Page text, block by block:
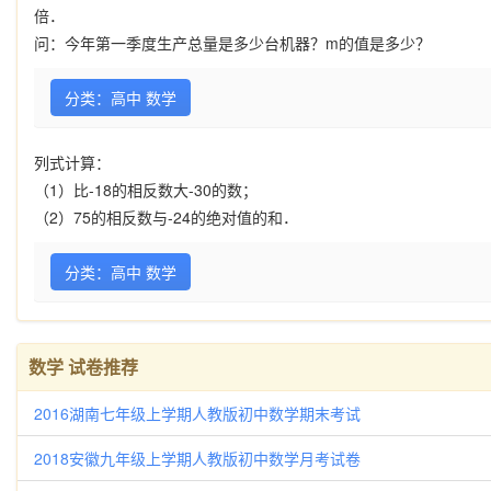
倍．
问：今年第一季度生产总量是多少台机器？ m的值是多少？
分类：高中 数学
列式计算：
（1 ）比-18的相反数大-30的数；
（2） 75的相反数与-24的绝对值的和．
分类：高中 数学
数学 试卷推荐
2016湖南七年级上学期人教版初中数学期末考试
2018安徽九年级上学期人教版初中数学月考试卷